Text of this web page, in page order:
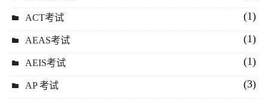
ACT考试 (1)
AEAS考试 (1)
AEIS考试 (1)
AP 考试 (3)